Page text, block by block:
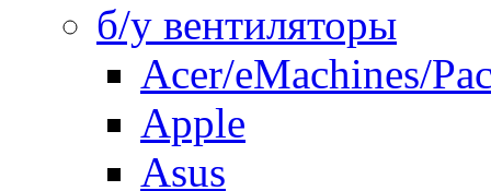
б/у вентиляторы
Acer/eMachines/
Apple
Asus